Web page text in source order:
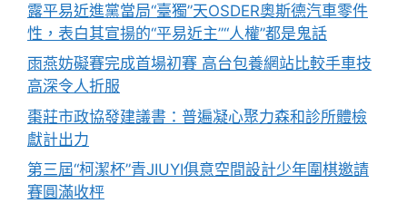
露平易近進黨當局“臺獨”天OSDER奧斯德汽車零件
性，表白其宣揚的“平易近主”“人權”都是鬼話
雨燕妨礙賽完成首場初賽 高台包養網站比較手車技
高深令人折服
棗莊市政協發建議書：普遍凝心聚力森和診所體檢
獻計出力
第三屆“柯潔杯”青JIUYI俱意空間設計少年圍棋邀請
賽圓滿收枰